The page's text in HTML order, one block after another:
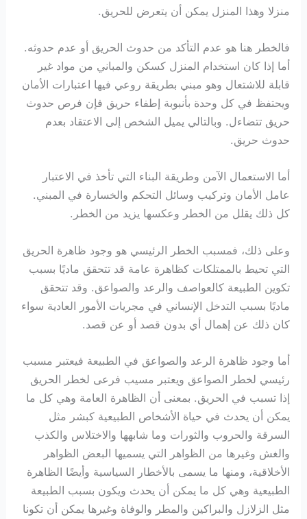
منزلا وهذا المنزل يمكن أن يتعرض للحريق.
فالخطر هنا هو عدم التأكد من حدوث الحريق أو عدم حدوثه.
أما إذا كان استخدام المنزل كسكن والمباني من مواد غير
قابلة للاشتعال وهو مبني بطريقة روعي فيها اعتبارات الأمان
ويحتفظ في كل وحدة بأنبوبة إطفاء حريق فإن فرص حدوث
حريق تتضاءل. وبالتالي يميل الشخص إلى الاعتقاد بعدم
حدوث حريق.
أما الاستعمال الآمن وطريقة البناء التي تأخذ في الاعتبار
عامل الأمان وتركيب وسائل التحكم والخسارة في المبني.
كل ذلك يقلل من الخطر وعكسها يزيد من الخطر.
وعلى ذلك، فمسبب الخطر الرئيسي هو وجود ظاهرة الحريق
التي تحيط بالممتلكات كظاهرة عامة قد تتحقق ماديًا بسبب
تكوين الطبيعة كالعواصف والرعد والصواعق. وقد تتحقق
ماديًا بسبب التدخل الإنساني في مجريات الأمور العادية سواء
كان ذلك عن إهمال أي بدون قصد أو عن قصد.
أما وجود ظاهرة الرعد والصواعق في الطبيعة فيعتبر مسبب
رئيسي لخطر الصواعق ويعتبر مسيب فرعى لخطر الحريق
إذا تسبب في الحريق. بمعنى أن الظاهرة العامة وهي كل ما
يمكن أن يحدث في حياة الأشخاص الطبيعية كبشر مثل
السرقة والحروب والثورات وما شابهها والاختلاس والكذب
والغش وغيرها من الظواهر التي يسميها البعض الظواهر
الأخلاقية، ومنها ما يسمى بالأخطار السياسية وأيضًا الظاهرة
الطبيعية وهي كل ما يمكن أن يحدث ويكون بسبب الطبيعة
مثل الزلازل والبراكين والمطر والوفاة وغيرها يمكن أن تكونا